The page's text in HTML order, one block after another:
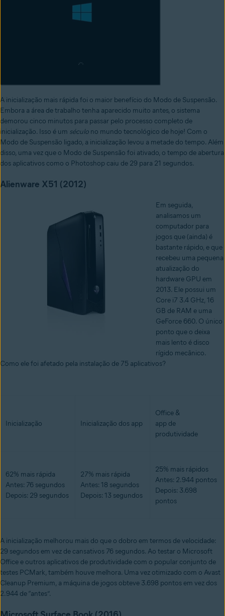
A inicialização mais rápida foi o maior benefício do Modo de Suspensão.
Embora a área de trabalho tenha aparecido muito antes, o sistema
demorou cinco minutos para passar pelo processo completo de
inicialização. Isso é um século no mundo tecnológico de hoje! Com o
Modo de Suspensão ligado, a inicialização levou a metade do tempo. Além
disso, uma vez que o Modo de Suspensão foi ativado, o tempo de abertura
dos aplicativos como o Photoshop caiu de 29 para 21 segundos.
Alienware X51 (2012)
Em seguida,
analisamos um
computador para
jogos que (ainda) é
bastante rápido, e que
recebeu uma pequena
atualização do
hardware GPU em
2013. Ele possui um
Core i7 3.4 GHz, 16
GB de RAM e uma
GeForce 660. O único
ponto que o deixa
mais lento é disco
rígido mecânico.
Como ele foi afetado pela instalação de 75 aplicativos?
Inicialização Inicialização dos app
Office &
app de
produtividade
62% mais rápida
Antes: 76 segundos
Depois: 29 segundos
27% mais rápida
Antes: 18 segundos
Depois: 13 segundos
25% mais rápidos
Antes: 2.944 pontos
Depois: 3.698
pontos
A inicialização melhorou mais do que o dobro em termos de velocidade:
29 segundos em vez de cansativos 76 segundos. Ao testar o Microsoft
Office e outros aplicativos de produtividade com o popular conjunto de
testes PCMark, também houve melhora. Uma vez otimizado com o Avast
Cleanup Premium, a máquina de jogos obteve 3.698 pontos em vez dos
2.944 de “antes”.